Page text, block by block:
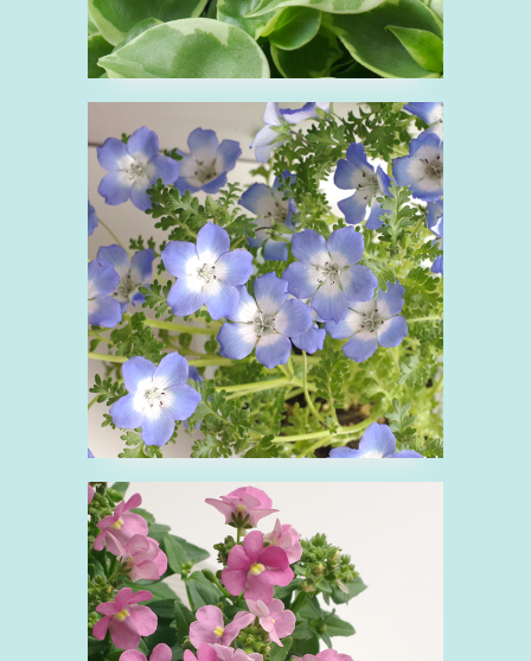
■ネモフィラ
ね
ムラサキ科 花 青
■ネメシア フェアリー
シュシュ
ね
ゴマノハグサ科 ピンク 花